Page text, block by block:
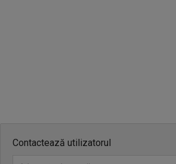
Contactează utilizatorul